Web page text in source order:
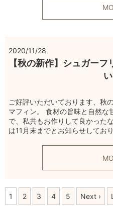
2020/11/28
【秋の新作】シュガー
ご好評いただいております、秋
マフィン。 食材の旨味と自然な
で、私共もお作りして良かった
は11月末までとお知らせしてお
1 2 3 4 5 Next ›